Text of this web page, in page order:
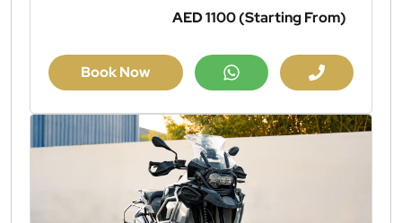
AED 1100(Starting From)
Book Now